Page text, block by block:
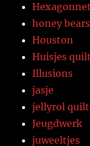
honey bears
Houston
Huisjes quilt
Illusions
jasje
jellyrol quilt
Jeugdwerk
juweeltjes